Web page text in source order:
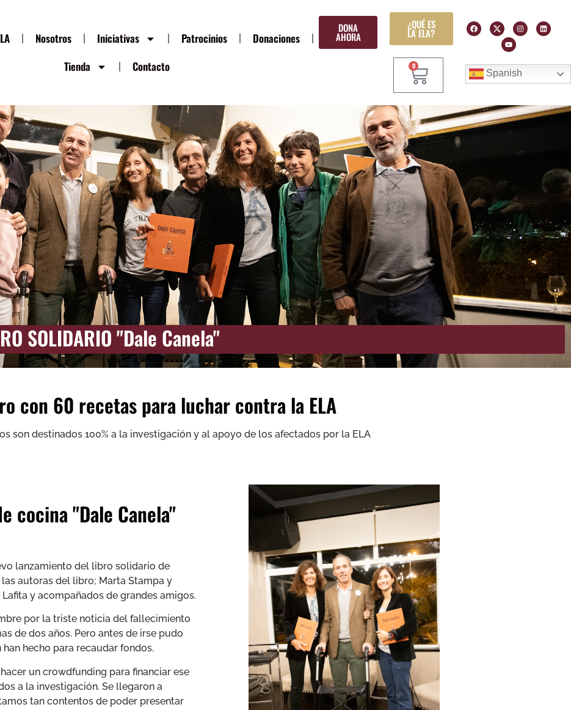
Nosotros Iniciativas Patrocinios
Donaciones
Tienda
Contacto
DONA
AHORA
¿QUÉ ES
LA ELA?
0
Spanish
SOLIDARIO "Dale Canela"
con 60 recetas para luchar contra la ELA
son destinados 100% a la investigación y al apoyo de los afectados por la ELA
cocina "Dale Canela"
lanzamiento del libro solidario de
autoras del libro; Marta Stampa y
y acompañados de grandes amigos.
por la triste noticia del fallecimiento
de dos años. Pero antes de irse pudo
hecho para recaudar fondos.
un crowdfunding para financiar ese
a la investigación. Se llegaron a
tan contentos de poder presentar